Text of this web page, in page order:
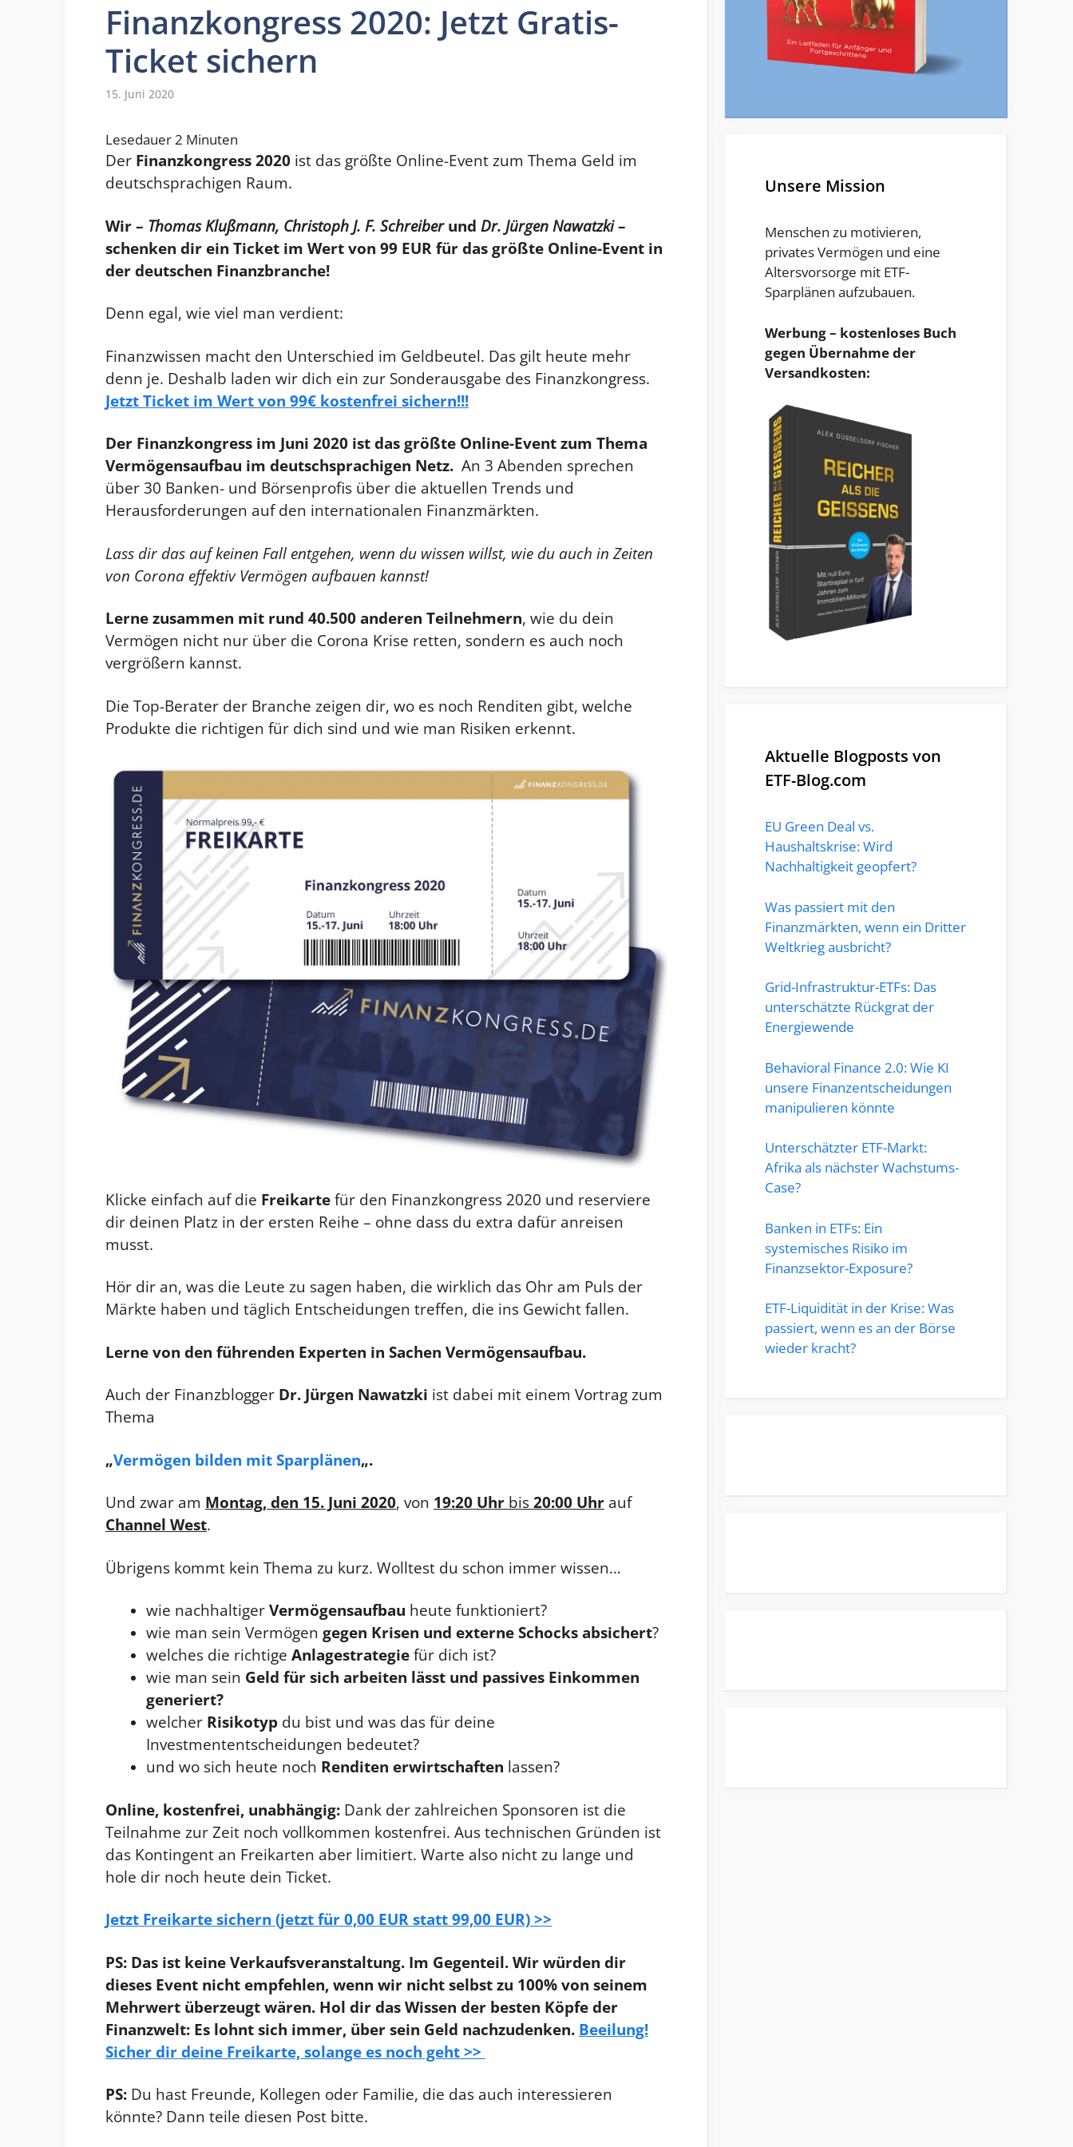
Finanzkongress 2020: Jetzt Gratis-
Ticket sichern
15. Juni 2020
Lesedauer2 Minuten
Der Finanzkongress 2020 ist das größte Online-Event zum Thema Geld im
deutschsprachigen Raum.
Wir – Thomas Klußmann, Christoph J. F. Schreiberund Dr. Jürgen Nawatzki–
schenken dir ein Ticket im Wert von 99 EUR für das größte Online-Event in
der deutschen Finanzbranche!
Denn egal, wie viel man verdient:
Finanzwissen macht den Unterschied im Geldbeutel. Das gilt heute mehr
denn je. Deshalb laden wir dich ein zur Sonderausgabe des Finanzkongress.
Jetzt Ticket im Wert von 99€ kostenfrei sichern!!!
Der Finanzkongress im Juni 2020 ist das größte Online-Event zum Thema
Vermögensaufbau im deutschsprachigen Netz. An 3 Abenden sprechen
über 30 Banken- und Börsenprofis über die aktuellen Trends und
Herausforderungen auf den internationalen Finanzmärkten.
Lass dir das auf keinen Fall entgehen, wenn du wissen willst, wie du auch in Zeiten
von Corona effektiv Vermögen aufbauen kannst!
Lerne zusammen mit rund 40.500 anderen Teilnehmern, wie du dein
Vermögen nicht nur über die Corona Krise retten, sondern es auch noch
vergrößern kannst.
Die Top-Berater der Branche zeigen dir, wo es noch Renditen gibt, welche
Produkte die richtigen für dich sind und wie man Risiken erkennt.
Klicke einfach auf die Freikarte für den Finanzkongress 2020 und reserviere
dir deinen Platz in der ersten Reihe – ohne dass du extra dafür anreisen
musst.
Hör dir an, was die Leute zu sagen haben, die wirklich das Ohr am Puls der
Märkte haben und täglich Entscheidungen treffen, die ins Gewicht fallen.
Lerne von den führenden Experten in Sachen Vermögensaufbau.
Auch der Finanzblogger Dr. Jürgen Nawatzki ist dabei mit einem Vortrag zum
Thema
„Vermögen bilden mit Sparplänen„.
Und zwar am Montag, den 15. Juni 2020, von 19:20 Uhr bis 20:00 Uhr auf
Channel West.
Übrigens kommt kein Thema zu kurz. Wolltest du schon immer wissen…
wie nachhaltiger Vermögensaufbau heute funktioniert?
wie man sein Vermögen gegen Krisen und externe Schocks absichert?
welches die richtige Anlagestrategie für dich ist?
wie man sein Geld für sich arbeiten lässt und passives Einkommen
generiert?
welcher Risikotyp du bist und was das für deine
Investmententscheidungen bedeutet?
und wo sich heute noch Renditen erwirtschaften lassen?
Online, kostenfrei, unabhängig: Dank der zahlreichen Sponsoren ist die
Teilnahme zur Zeit noch vollkommen kostenfrei. Aus technischen Gründen ist
das Kontingent an Freikarten aber limitiert. Warte also nicht zu lange und
hole dir noch heute dein Ticket.
Jetzt Freikarte sichern (jetzt für 0,00 EUR statt 99,00 EUR) >>
PS: Das ist keine Verkaufsveranstaltung. Im Gegenteil. Wir würden dir
dieses Event nicht empfehlen, wenn wir nicht selbst zu 100% von seinem
Mehrwert überzeugt wären. Hol dir das Wissen der besten Köpfe der
Finanzwelt: Es lohnt sich immer, über sein Geld nachzudenken. Beeilung!
Sicher dir deine Freikarte, solange es noch geht >>
PS: Du hast Freunde, Kollegen oder Familie, die das auch interessieren
könnte? Dann teile diesen Post bitte.
Unsere Mission
Menschen zu motivieren,
privates Vermögen und eine
Altersvorsorge mit ETF-
Sparplänen aufzubauen.
Werbung – kostenloses Buch
gegen Übernahme der
Versandkosten:
Aktuelle Blogposts von
ETF-Blog.com
EU Green Deal vs.
Haushaltskrise: Wird
Nachhaltigkeit geopfert?
Was passiert mit den
Finanzmärkten, wenn ein Dritter
Weltkrieg ausbricht?
Grid-Infrastruktur-ETFs: Das
unterschätzte Rückgrat der
Energiewende
Behavioral Finance 2.0: Wie KI
unsere Finanzentscheidungen
manipulieren könnte
Unterschätzter ETF-Markt:
Afrika als nächster Wachstums-
Case?
Banken in ETFs: Ein
systemisches Risiko im
Finanzsektor-Exposure?
ETF-Liquidität in der Krise: Was
passiert, wenn es an der Börse
wieder kracht?